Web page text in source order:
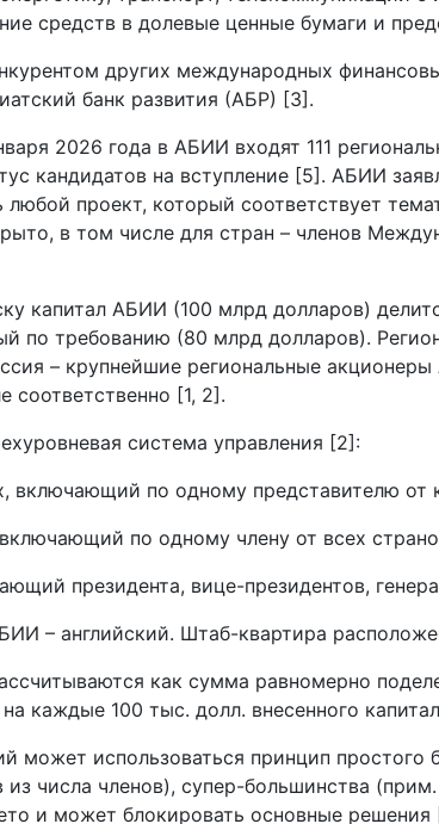
средств в долевые ценные бумаги и
других международных
банк развития (АБР) [3].
2026 года в АБИИ входят 111
кандидатов на вступление [5]. АБИИ
любой проект, который соответствует
в том числе для стран – членов
капитал АБИИ (100 млрд долларов)
по требованию (80 млрд долларов).
– крупнейшие региональные
соответственно [1, 2].
система управления [2]:
включающий по одному представителю от
по одному члену от всех
президента, вице-президентов,
– английский. Штаб-квартира
как сумма равномерно
каждые 100 тыс. долл. внесенного
может использоваться принцип простого
из числа членов), супер-большинства
и может блокировать основные решения